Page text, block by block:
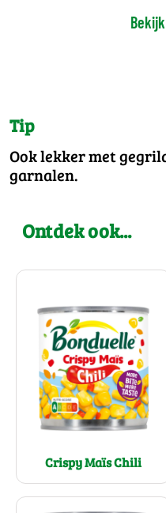
Tip
Ook lekker met
garnalen.
Ontdek ook...
Crispy Maïs Chili